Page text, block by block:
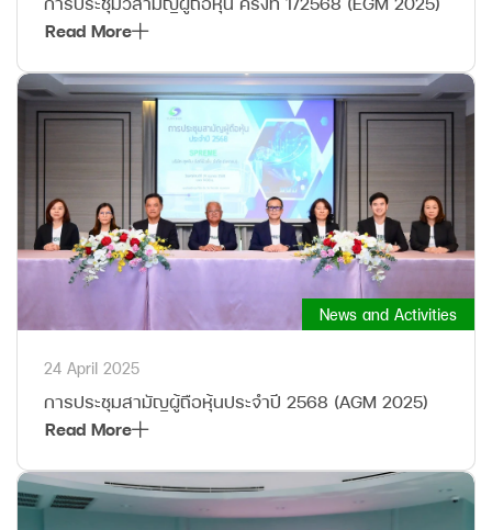
Read More
News and Activities
24 April 2025
การประชุมสามัญผู้ถือหุ้นประจำปี 2568 (AGM 2025)
Read More